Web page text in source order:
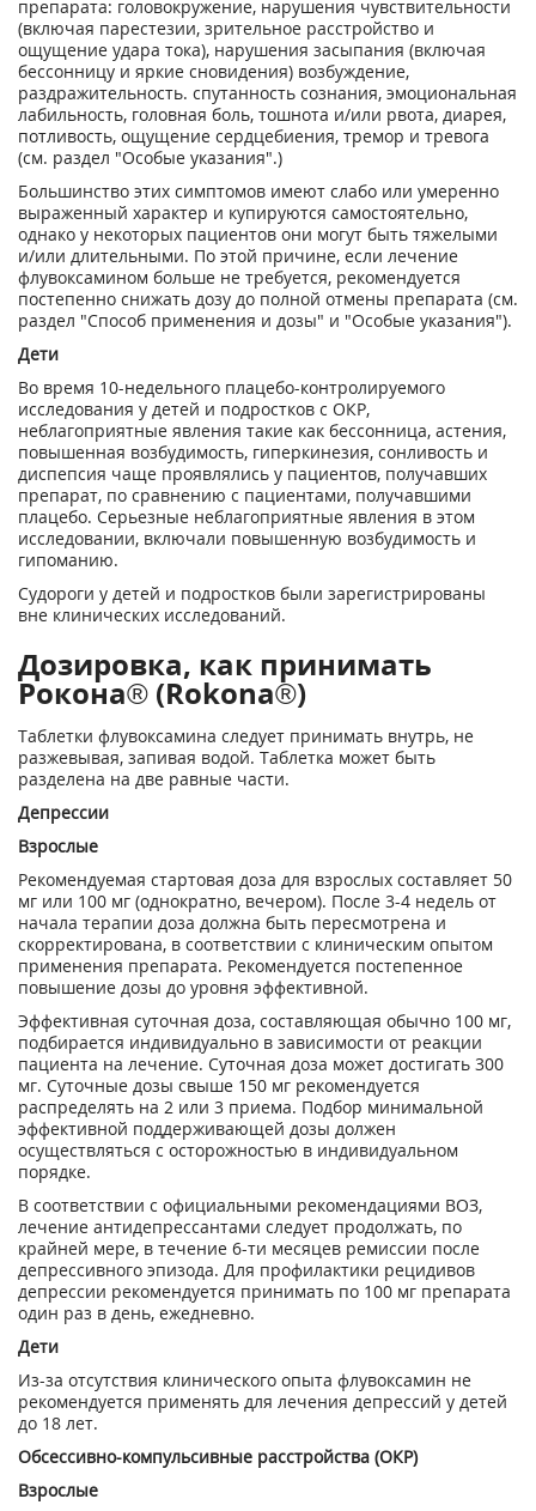
препарата: головокружение, нарушения чувствительности
(включая парестезии, зрительное расстройство и
ощущение удара тока), нарушения засыпания (включая
бессонницу и яркие сновидения) возбуждение,
раздражительность. спутанность сознания, эмоциональная
лабильность, головная боль, тошнота и/или рвота, диарея,
потливость, ощущение сердцебиения, тремор и тревога
(см. раздел "Особые указания".)
Большинство этих симптомов имеют слабо или умеренно
выраженный характер и купируются самостоятельно,
однако у некоторых пациентов они могут быть тяжелыми
и/или длительными. По этой причине, если лечение
флувоксамином больше не требуется, рекомендуется
постепенно снижать дозу до полной отмены препарата (см.
раздел "Способ применения и дозы" и "Особые указания").
Дети
Во время 10-недельного плацебо-контролируемого
исследования у детей и подростков с ОКР,
неблагоприятные явления такие как бессонница, астения,
повышенная возбудимость, гиперкинезия, сонливость и
диспепсия чаще проявлялись у пациентов, получавших
препарат, по сравнению с пациентами, получавшими
плацебо. Серьезные неблагоприятные явления в этом
исследовании, включали повышенную возбудимость и
гипоманию.
Судороги у детей и подростков были зарегистрированы
вне клинических исследований.
Дозировка, как принимать
Рокона® (Rokona®)
Таблетки флувоксамина следует принимать внутрь, не
разжевывая, запивая водой. Таблетка может быть
разделена на две равные части.
Депрессии
Взрослые
Рекомендуемая стартовая доза для взрослых составляет 50
мг или 100 мг (однократно, вечером). После 3-4 недель от
начала терапии доза должна быть пересмотрена и
скорректирована, в соответствии с клиническим опытом
применения препарата. Рекомендуется постепенное
повышение дозы до уровня эффективной.
Эффективная суточная доза, составляющая обычно 100 мг,
подбирается индивидуально в зависимости от реакции
пациента на лечение. Суточная доза может достигать 300
мг. Суточные дозы свыше 150 мг рекомендуется
распределять на 2 или 3 приема. Подбор минимальной
эффективной поддерживающей дозы должен
осуществляться с осторожностью в индивидуальном
порядке.
В соответствии с официальными рекомендациями ВОЗ,
лечение антидепрессантами следует продолжать, по
крайней мере, в течение 6-ти месяцев ремиссии после
депрессивного эпизода. Для профилактики рецидивов
депрессии рекомендуется принимать по 100 мг препарата
один раз в день, ежедневно.
Дети
Из-за отсутствия клинического опыта флувоксамин не
рекомендуется применять для лечения депрессий у детей
до 18 лет.
Обсессивно-компульсивные расстройства (ОКР)
Взрослые